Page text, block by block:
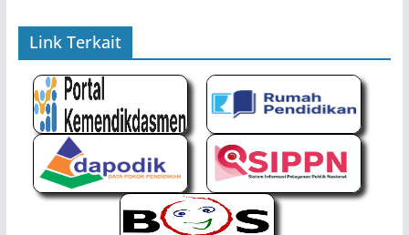
Link Terkait